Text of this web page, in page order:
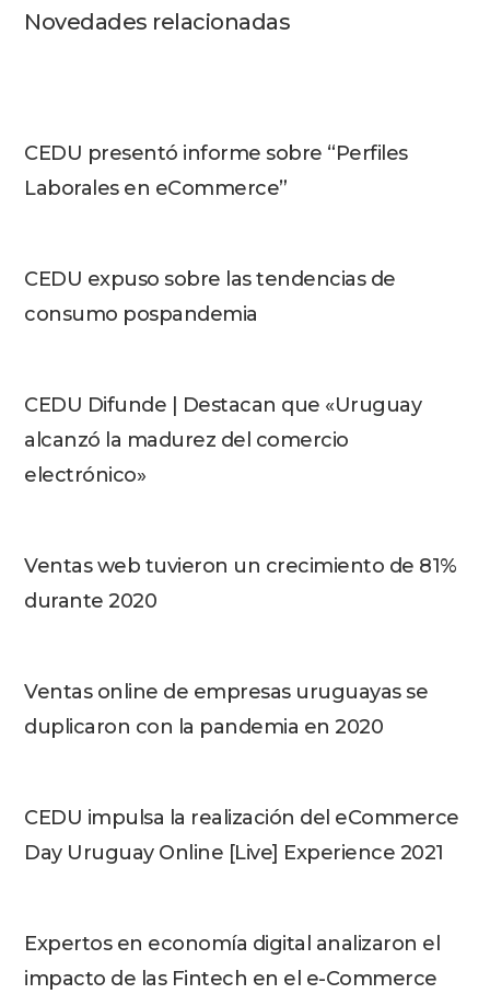
Novedades relacionadas
CEDU presentó informe sobre “Perfiles
Laborales en eCommerce”
CEDU expuso sobre las tendencias de
consumo pospandemia
CEDU Difunde | Destacan que «Uruguay
alcanzó la madurez del comercio
electrónico»
Ventas web tuvieron un crecimiento de 81%
durante 2020
Ventas online de empresas uruguayas se
duplicaron con la pandemia en 2020
CEDU impulsa la realización del eCommerce
Day Uruguay Online [Live] Experience 2021
Expertos en economía digital analizaron el
impacto de las Fintech en el e-Commerce